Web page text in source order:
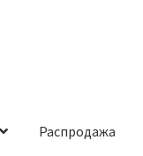
Распродажа